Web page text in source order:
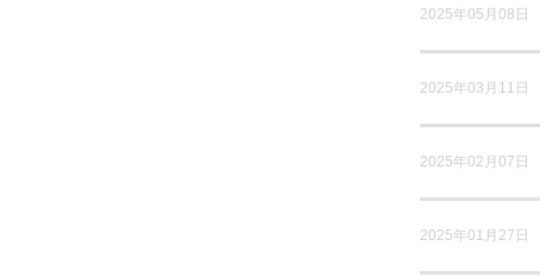
2025年05月08日
2025年03月11日
2025年02月07日
2025年01月27日